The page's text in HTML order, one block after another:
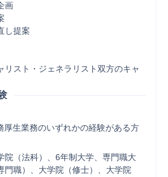
画
し提案
リスト・ジェネラリスト双方のキャ
院（法科）、6年制大学、専門職大
門職）、大学院（修士）、大学院